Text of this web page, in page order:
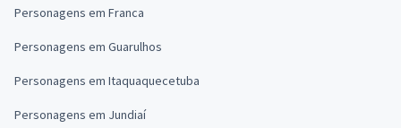
Personagens em Franca
Personagens em Guarulhos
Personagens em Itaquaquecetuba
Personagens em Jundiaí